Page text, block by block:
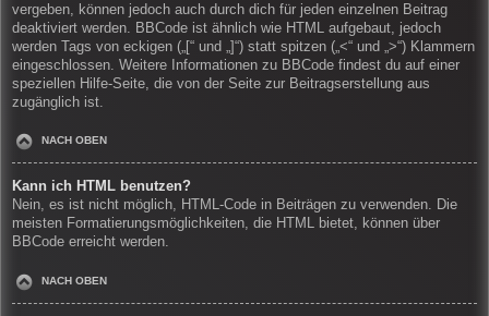
vergeben, können jedoch auch durch dich für jeden einzelnen Beitrag
deaktiviert werden. BBCode ist ähnlich wie HTML aufgebaut, jedoch
werden Tags von eckigen („[“ und „]“) statt spitzen („<“ und „>“) Klammern
eingeschlossen. Weitere Informationen zu BBCode findest du auf einer
speziellen Hilfe-Seite, die von der Seite zur Beitragserstellung aus
zugänglich ist.
NACH OBEN
Kann ich HTML benutzen?
Nein, es ist nicht möglich, HTML-Code in Beiträgen zu verwenden. Die
meisten Formatierungsmöglichkeiten, die HTML bietet, können über
BBCode erreicht werden.
NACH OBEN